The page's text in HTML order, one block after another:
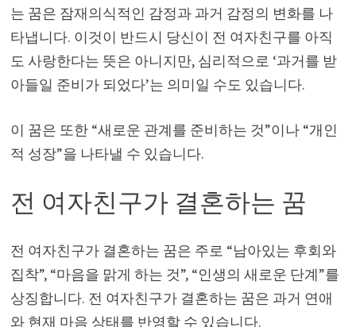
는 꿈은 잠재의식적인 감정과 과거 감정의 변화를 나
타냅니다. 이것이 반드시 당신이 전 여자친구를 아직
도 사랑한다는 뜻은 아니지만, 심리적으로 ‘과거를 받
아들일 준비가 되었다’는 의미일 수도 있습니다.
이 꿈은 또한 “새로운 관계를 준비하는 것”이나 “개인
적 성장”을 나타낼 수 있습니다.
전 여자친구가 결혼하는 꿈
전 여자친구가 결혼하는 꿈은 주로 “남아있는 후회와
집착”, “마음을 맑게 하는 것”, “인생의 새로운 단계”를
상징합니다. 전 여자친구가 결혼하는 꿈은 과거 연애
와 현재 마음 상태를 반영할 수 있습니다.